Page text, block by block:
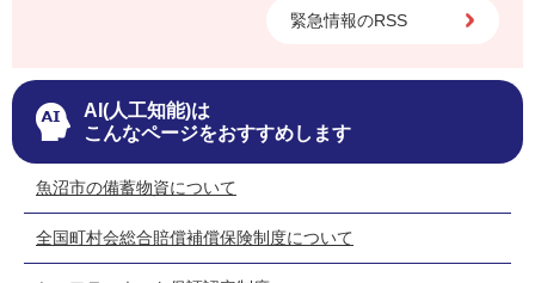
緊急情報のRSS
AI(人工知能)は
こんなページをおすすめします
魚沼市の備蓄物資について
全国町村会総合賠償補償保険制度について